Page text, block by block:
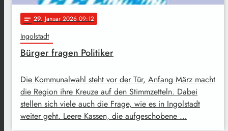
notes 29. Januar 2026 09:12
Ingolstadt
Bürger fragen Politiker
Die Kommunalwahl steht vor der Tür, Anfang März macht
die Region ihre Kreuze auf den Stimmzetteln. Dabei
stellen sich viele auch die Frage, wie es in Ingolstadt
weiter geht. Leere Kassen, die aufgeschobene …